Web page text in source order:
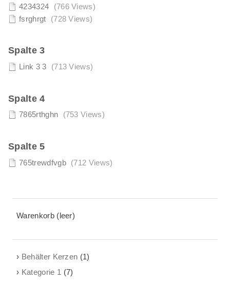
Kategorie 4
4234324
(766 Views)
fsrghrgt
(728 Views)
Spalte 3
Link 3 3 (713 Views)
Spalte 4
7865rthghn (753 Views)
Spalte 5
765trewdfvgb (712 Views)
Warenkorb (leer)
Behälter Kerzen (1)
Kategorie 1 (7)